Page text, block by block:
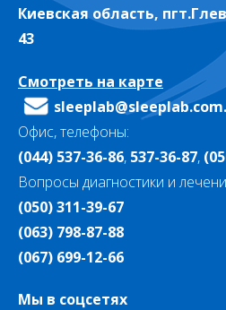
Киевская область,
43
Смотреть на карте
Офис, телефоны:
(044) 537-36-86, 537-36-87,
Вопросы диагностики и
(050) 311-39-67
(063) 798-87-88
(067) 699-12-66
Мы в соцсетях